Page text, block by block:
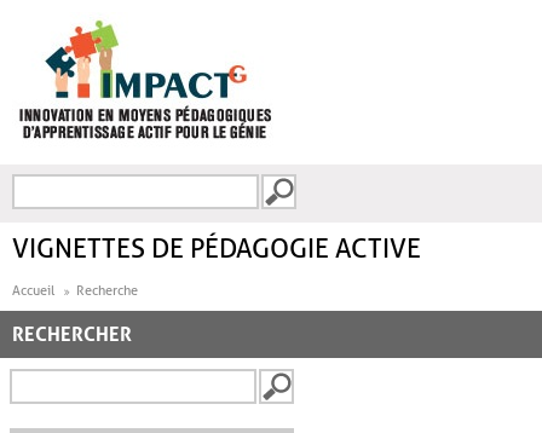
FORMULAIRE DE
VIGNETTES DE PÉDAGOGIE ACTIVE
Accueil Recherche
RECHERCHER